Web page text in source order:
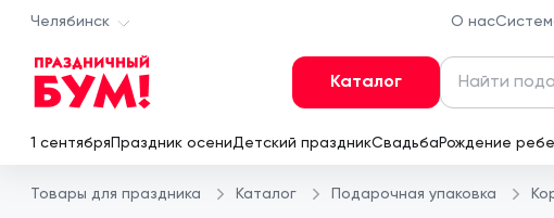
Челябинск О нас
Каталог Поиск товаров
1 сентября Праздник осениДетский праздникСвадьба Рождение
Товары для праздника Каталог Подарочная упаковка